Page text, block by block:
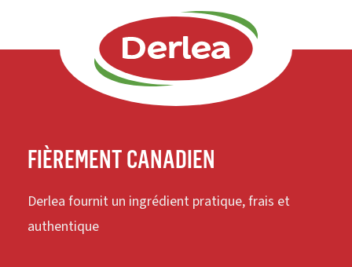
FIÈREMENT CANADIEN
Derlea fournit un ingrédient pratique, frais et
authentique